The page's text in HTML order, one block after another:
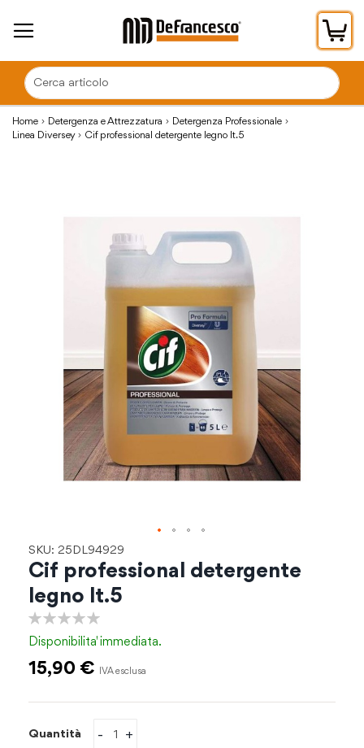
Home Detergenza e Attrezzatura
Detergenza Professionale
Linea Diversey
Cif professional detergente legno lt.5
SKU: 25DL94929
Cif professional detergente
legno lt.5
Disponibilita'immediata.
15,90 €
Quantità +
-
all'inizio
galleria